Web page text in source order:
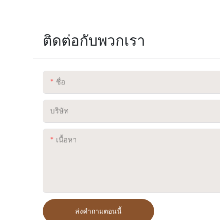
ติดต่อกับพวกเรา
ชื่อ
บริษัท
เนื้อหา
ส่งคำถามตอนนี้